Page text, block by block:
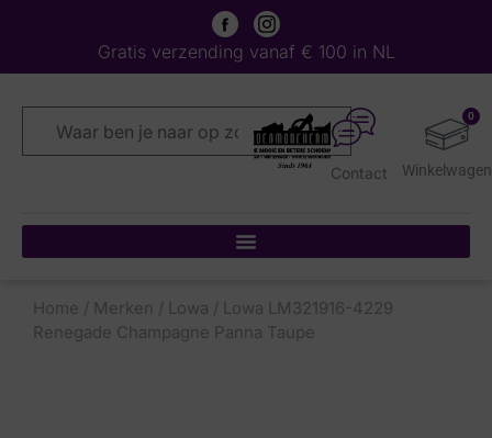
Gratis verzending vanaf € 100 in NL
0
Contact
Home / Merken / Lowa / Lowa LM321916-4229
Renegade Champagne Panna Taupe